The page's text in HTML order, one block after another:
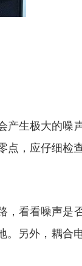
产生极大的
，应仔细检
，看看噪声
。另外，耦合